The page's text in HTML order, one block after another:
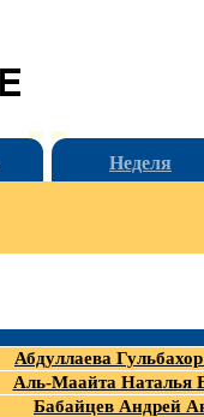
Неделя
Абдуллаева
Аль-Маайта Наталья
Бабайцев Андрей